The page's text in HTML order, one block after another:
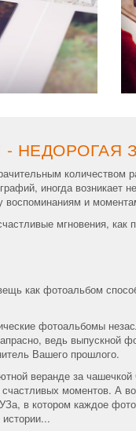
НЕДОРОГАЯ
количеством
иногда возникает
воспоминаниям и
мгновения, как
как фотоальбом
фотоальбомы
ведь выпускной
Вашего прошлого.
веранде за
моментов. А
в котором каждое